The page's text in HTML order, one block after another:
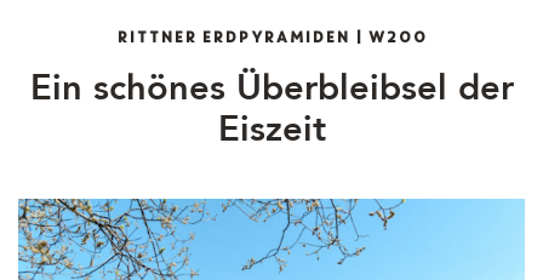
Magazin
RITTNER ERDPYRAMIDEN | W200
Ein schönes Überbleibsel der
Eiszeit